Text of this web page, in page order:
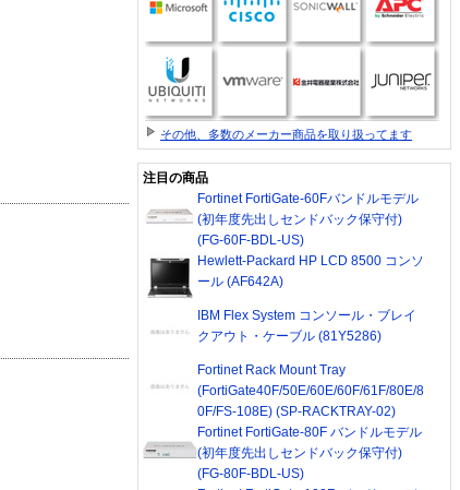
その他、多数のメーカー商品を取り扱ってます
注目の商品
Fortinet FortiGate-60Fバンドルモデル
(初年度先出しセンドバック保守付)
(FG-60F-BDL-US)
Hewlett-Packard HP LCD 8500 コンソ
ール (AF642A)
IBM Flex System コンソール・ブレイ
クアウト・ケーブル (81Y5286)
Fortinet Rack Mount Tray
(FortiGate40F/50E/60E/60F/61F/80E/8
0F/FS-108E) (SP-RACKTRAY-02)
Fortinet FortiGate-80F バンドルモデル
(初年度先出しセンドバック保守付)
(FG-80F-BDL-US)